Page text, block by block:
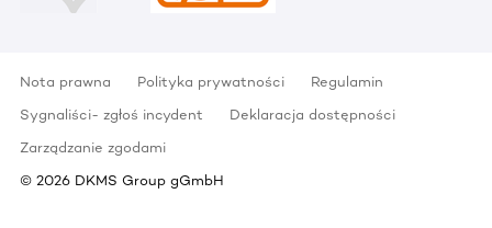
Nota prawna Polityka prywatności
Regulamin
Sygnaliści- zgłoś incydent
Deklaracja dostępności
Zarządzanie zgodami
© 2026 DKMS Group gGmbH